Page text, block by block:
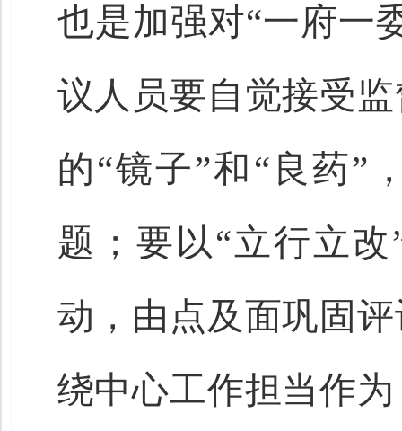
也是加强对“一府一
议人员要自觉接受
的“镜子”和“良药”
题；要以“立行立
动，由点及面巩固
绕中心工作担当作